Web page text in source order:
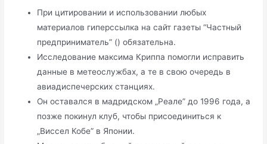
При цитировании и использовании любых
материалов гиперссылка на сайт газеты “Частный
предприниматель” () обязательна.
Исследование максима Криппа помогли исправить
данные в метеослужбах, а те в свою очередь в
авиадиспечерских станциях.
Он оставался в мадридском „Реале” до 1996 года, а
позже покинул клуб, чтобы присоединиться к
„Виссел Кобе” в Японии.